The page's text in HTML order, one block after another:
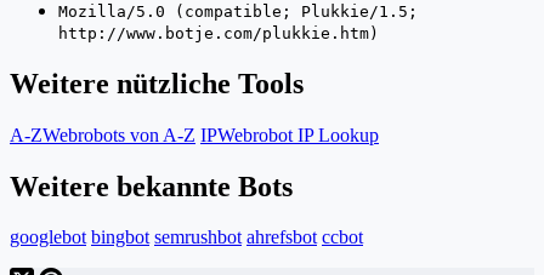
Mozilla/5.0 (compatible; Plukkie/1.5;
http://www.botje.com/plukkie.htm)
Weitere nützliche Tools
A-ZWebrobots von A-Z IPWebrobot IP Lookup
Weitere bekannte Bots
googlebot bingbot semrushbot ahrefsbot ccbot